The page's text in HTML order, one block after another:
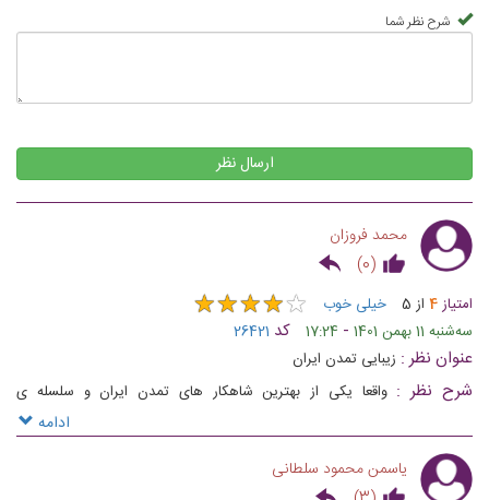
شرح نظر شما
ارسال نظر
محمد فروزان
(
0
)
امتیاز4 از 5 خیلی خوب ★★★★★
★★★★★
ﺳﻪشنبه 11 بهمن 1401 -
17:24 کد 26421
عنوان نظر : زیبایی تمدن ایران
شرح نظر : واقعا یکی از بهترین شاهکار های تمدن ایران و سلسله ی
ادامه
یاسمن محمود سلطانی